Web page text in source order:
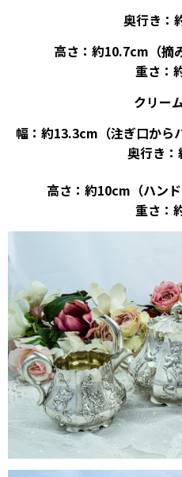
奥行き：
高さ：約10.7cm（摘
重さ：
クリー
幅：約13.3cm（注ぎ口から
奥行き
高さ：約10cm（ハン
重さ：